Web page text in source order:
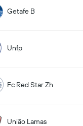
Getafe B
Unfp
Fc Red Star Zh
União Lamas